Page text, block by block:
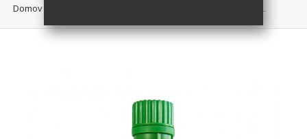
Domov REKTIFICIRAN (PREČIŠČEN) GROZDNI KONCENTRAT 1L